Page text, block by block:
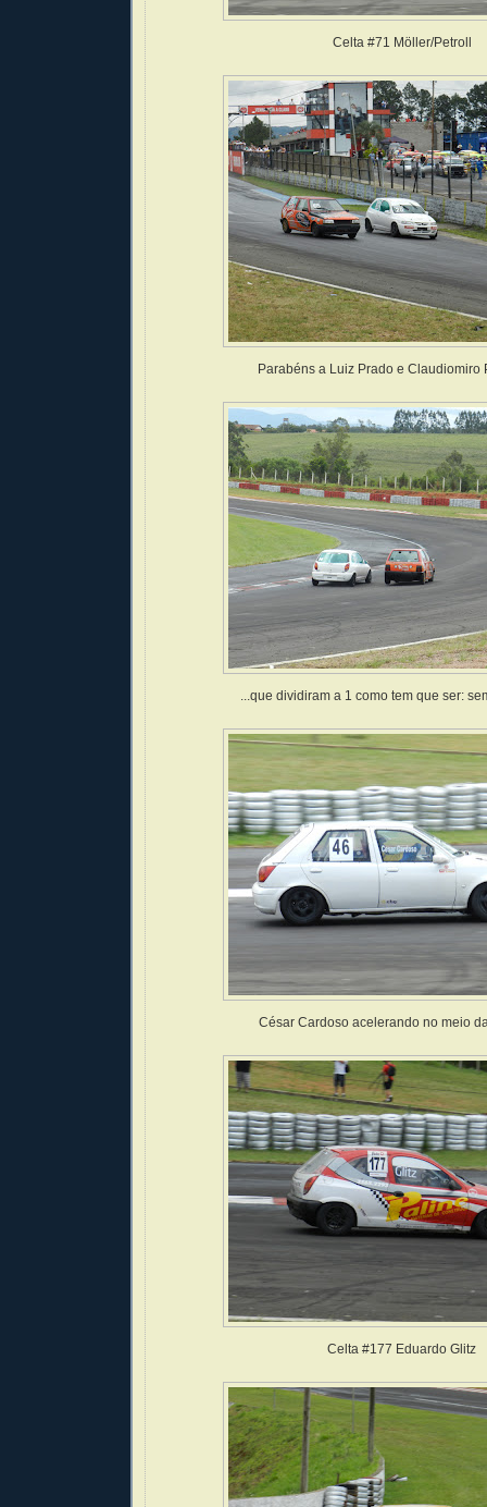
Celta #71 Möller/Petroll
Parabéns a Luiz Prado e Claudiomiro
...que dividiram a 1 como tem que ser:
César Cardoso acelerando no meio
Celta #177 Eduardo Glitz